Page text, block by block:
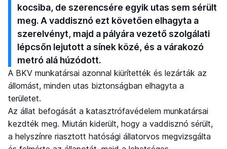
kocsiba, de szerencsére egyik utas sem sérült
meg. A vaddisznó ezt követően elhagyta a
szerelvényt, majd a pályára vezető szolgálati
lépcsőn lejutott a sínek közé, és a várakozó
metró alá húzódott.
A BKV munkatársai azonnal kiürítették és lezárták az
állomást, minden utas biztonságban elhagyta a
területet.
Az állat befogását a katasztrófavédelem munkatársai
kezdték meg. Miután kiderült, hogy a vaddisznó sérült,
a helyszínre riasztott hatósági állatorvos megvizsgálta